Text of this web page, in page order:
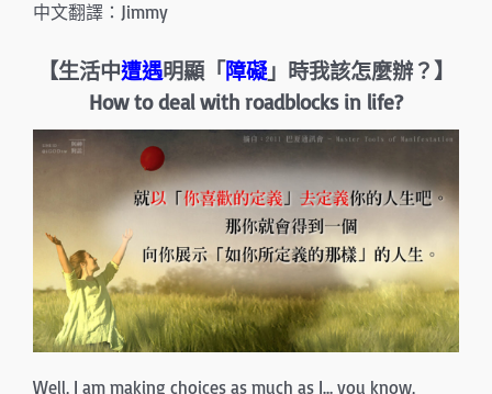
s
e
n
中文翻譯：Jimmy
【生活中遭遇明顯「障礙」時我該怎麼辦？】
How to deal with roadblocks in life?
Well, I am making choices as much as I… you know,